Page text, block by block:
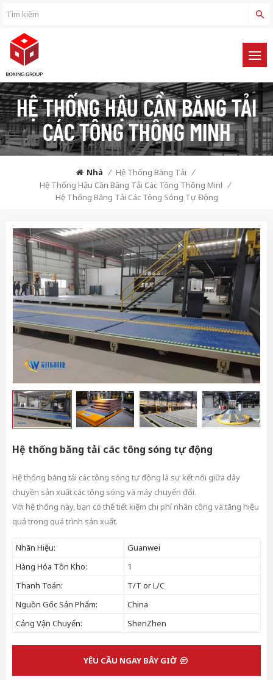
HỆ THỐNG HẬU CẦN BĂNG TẢI
CÁC TÔNG THÔNG MINH
Nhà / Hệ Thống Băng Tải /
Hệ Thống Hậu Cần Băng Tải Các Tông Thông Minh /
Hệ Thống Băng Tải Các Tông Sóng Tự Động
Hệ thống băng tải các tông sóng tự động
Hệ thống băng tải các tông sóng tự động là sự kết nối giữa dây
chuyền sản xuất các tông sóng và máy chuyển đổi.
Với hệ thống này, bạn có thể tiết kiệm chi phí nhân công và tăng hiệu
quả trong quá trình sản xuất.
Nhãn Hiệu:
Guanwei
Hàng Hóa Tồn Kho:
1
Thanh Toán:
T/T or L/C
Nguồn Gốc Sản Phẩm:
China
Cảng Vận Chuyển:
ShenZhen
YÊU CẦU NGAY BÂY GIỜ